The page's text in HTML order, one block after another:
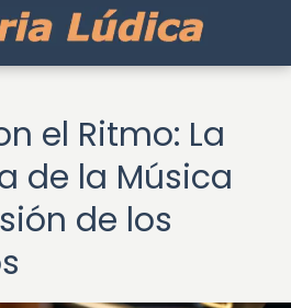
el Ritmo: La
de la Música
de los